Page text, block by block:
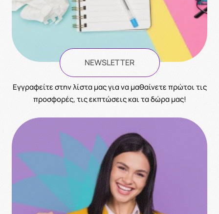
NEWSLETTER
Eγγραφείτε στην λίστα μας για να μαθαίνετε πρώτοι τις
προσφορές, τις εκπτώσεις και τα δώρα μας!